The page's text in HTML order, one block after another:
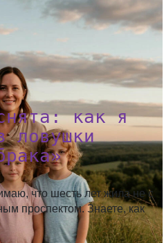
как я
ловушки
что шесть лет жила не с
проспектом. Знаете, как